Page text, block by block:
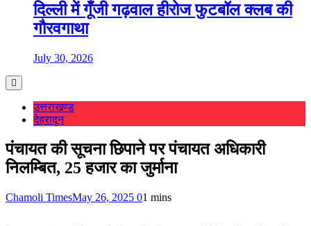
दिल्ली में गूँजी गढ़वाल हीरोज फुटबॉल क्लब की
गौरवगाथा
July 30, 2026
उत्तराखण्ड
देहरादून
पंचायत की सूचना छिपाने पर पंचायत अधिकारी
निलम्बित, 25 हजार का जुर्माना
Chamoli TimesMay 26, 2025 01 mins